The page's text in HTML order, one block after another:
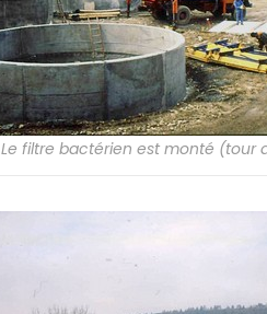
Le filtre bactérien est monté (tour